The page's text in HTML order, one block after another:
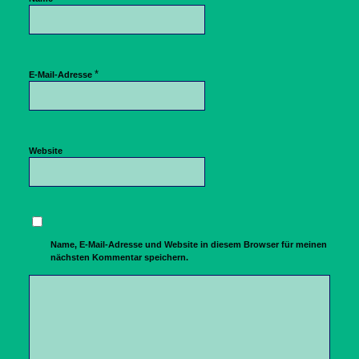
E-Mail-Adresse *
Website
Name, E-Mail-Adresse und Website in diesem Browser für meinen
nächsten Kommentar speichern.